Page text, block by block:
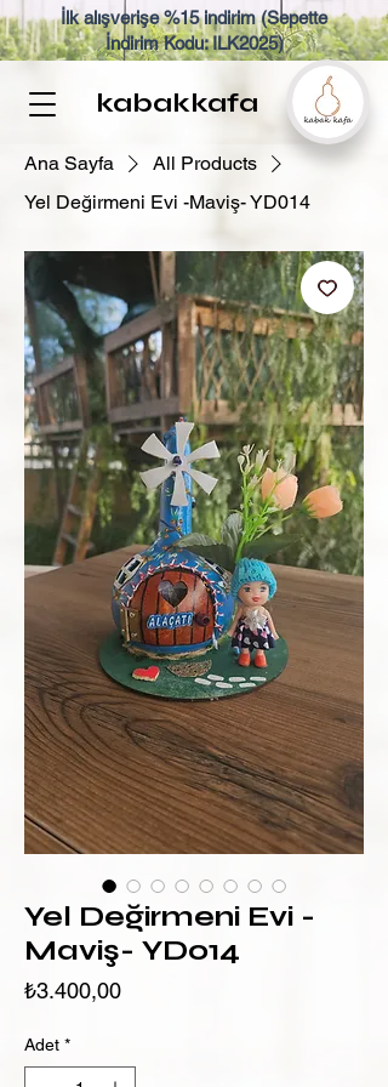
İlk alışverişe %15 indirim (Sepette
İndirim Kodu: ILK2025)
kabakkafa
Ana Sayfa
All Products
Yel Değirmeni Evi -Maviş- YD014
Yel Değirmeni Evi -
Maviş- YD014
₺3.400,00Fiyat
Adet *